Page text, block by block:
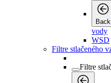
Back
vody
WSD
Filtre stlačeného
Filtre